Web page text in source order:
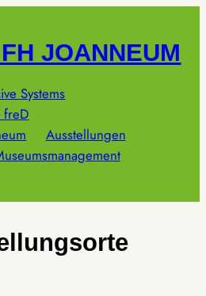
JOANNEUM
Systems
freD
Ausstellungen